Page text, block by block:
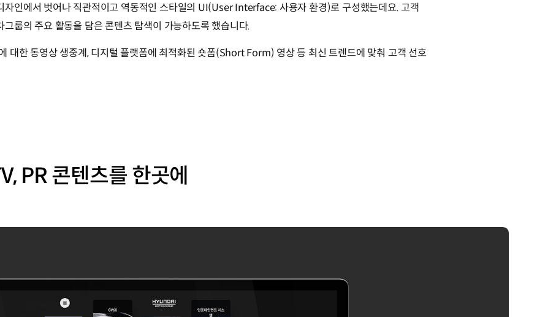
자인에서 벗어나 직관적이고 역동적인 스타일의 UI(User Interface: 사용자 환경)로 구성했는데요. 고객
룹의 주요 활동을 담은 콘텐츠 탐색이 가능하도록 했습니다.
대한 동영상 생중계, 디지털 플랫폼에 최적화된 숏폼(Short Form) 영상 등 최신 트렌드에 맞춰 고객 선호
PR 콘텐츠를 한곳에